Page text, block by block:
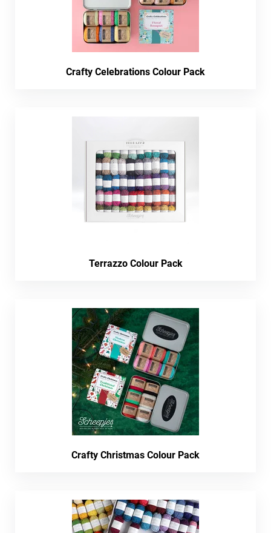
Crafty Celebrations Colour Pack
Terrazzo Colour Pack
Crafty Christmas Colour Pack